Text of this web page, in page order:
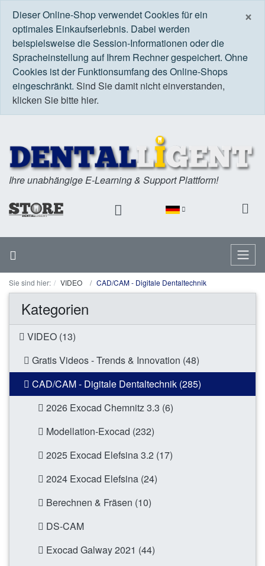
×
Dieser Online-Shop verwendet Cookies für ein
optimales Einkaufserlebnis. Dabei werden
beispielsweise die Session-Informationen oder die
Spracheinstellung auf Ihrem Rechner gespeichert. Ohne
Cookies ist der Funktionsumfang des Online-Shops
eingeschränkt. Sind Sie damit nicht einverstanden,
klicken Sie bitte hier.
Ihre unabhängige E-Learning & Support Plattform!
Menü
Sie sind hier: VIDEO CAD/CAM - Digitale Dentaltechnik
Kategorien
VIDEO (13)
Gratis Videos - Trends & Innovation (48)
CAD/CAM - Digitale Dentaltechnik (285)
2026 Exocad Chemnitz 3.3 (6)
Modellation-Exocad (232)
2025 Exocad Elefsina 3.2 (17)
2024 Exocad Elefsina (24)
Berechnen & Fräsen (10)
DS-CAM
Exocad Galway 2021 (44)